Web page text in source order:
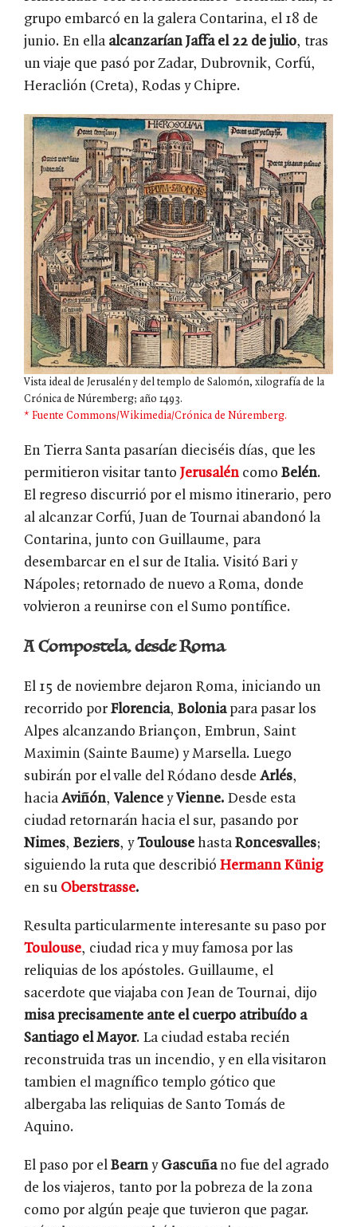
grupo embarcó en la galera Contarina, el 18 de
junio. En ella alcanzarían Jaffa el 22 de julio, tras
un viaje que pasó por Zadar, Dubrovnik, Corfú,
Heraclión (Creta), Rodas y Chipre.
Vista ideal de Jerusalén y del templo de Salomón, xilografía de la
Crónica de Núremberg; año 1493.
* Fuente Commons/Wikimedia/Crónica de Núremberg.
En Tierra Santa pasarían dieciséis días, que les
permitieron visitar tanto Jerusalén como Belén.
El regreso discurrió por el mismo itinerario, pero
al alcanzar Corfú, Juan de Tournai abandonó la
Contarina, junto con Guillaume, para
desembarcar en el sur de Italia. Visitó Bari y
Nápoles; retornado de nuevo a Roma, donde
volvieron a reunirse con el Sumo pontífice.
A Compostela, desde Roma
El 15 de noviembre dejaron Roma, iniciando un
recorrido por Florencia, Boloniapara pasar los
Alpes alcanzando Briançon, Embrun, Saint
Maximin (Sainte Baume) y Marsella. Luego
subirán por el valle del Ródano desde Arlés,
hacia Aviñón, Valence yVienne. Desde esta
ciudad retornarán hacia el sur, pasando por
Nimes, Beziers, yToulouse hasta Roncesvalles;
siguiendo la ruta que describió Hermann Künig
en su Oberstrasse.
Resulta particularmente interesante su paso por
Toulouse, ciudad rica y muy famosa por las
reliquias de los apóstoles. Guillaume, el
sacerdote que viajaba con Jean de Tournai, dijo
misa precisamente ante el cuerpo atribuído a
Santiago el Mayor. La ciudad estaba recién
reconstruida tras un incendio, y en ella visitaron
tambien el magnífico templo gótico que
albergaba las reliquias de Santo Tomás de
Aquino.
El paso por el Bearn y Gascuñano fue del agrado
de los viajeros, tanto por la pobreza de la zona
como por algún peaje que tuvieron que pagar.